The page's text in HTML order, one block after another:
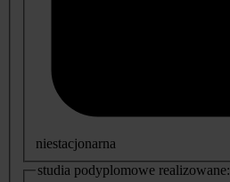
niestacjonarna
studia podyplomowe realizowane: